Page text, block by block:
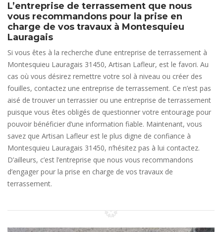
L’entreprise de terrassement que nous
vous recommandons pour la prise en
charge de vos travaux à Montesquieu
Lauragais
Si vous êtes à la recherche d’une entreprise de terrassement à
Montesquieu Lauragais 31450, Artisan Lafleur, est le favori. Au
cas où vous désirez remettre votre sol à niveau ou créer des
fouilles, contactez une entreprise de terrassement. Ce n’est pas
aisé de trouver un terrassier ou une entreprise de terrassement
puisque vous êtes obligés de questionner votre entourage pour
pouvoir bénéficier d’une information fiable. Maintenant, vous
savez que Artisan Lafleur est le plus digne de confiance à
Montesquieu Lauragais 31450, n’hésitez pas à lui contactez.
D’ailleurs, c’est l’entreprise que nous vous recommandons
d’engager pour la prise en charge de vos travaux de
terrassement.